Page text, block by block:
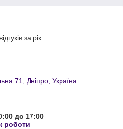
за рік
71, Дніпро, Україна
до 17:00
роботи